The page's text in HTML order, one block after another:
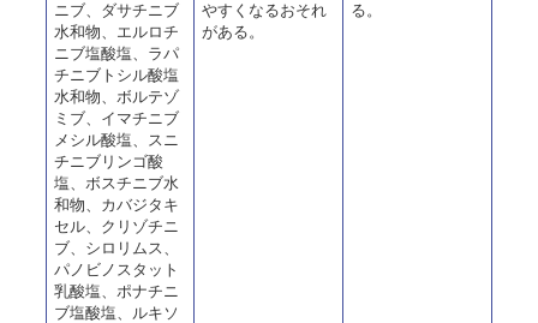
ニブ、ダサチニブ
水和物、エルロチ
ニブ塩酸塩、ラパ
チニブトシル酸塩
水和物、ボルテゾ
ミブ、イマチニブ
メシル酸塩、スニ
チニブリンゴ酸
塩、ボスチニブ水
和物、カバジタキ
セル、クリゾチニ
ブ、シロリムス、
パノビノスタット
乳酸塩、ポナチニ
ブ塩酸塩、ルキソ
やすくなるおそれ
がある。
る。